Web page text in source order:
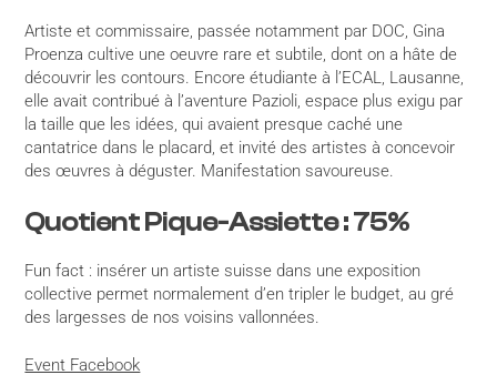
Artiste et commissaire, passée notamment par DOC, Gina
Proenza cultive une oeuvre rare et subtile, dont on a hâte de
découvrir les contours. Encore étudiante à l’ECAL, Lausanne,
elle avait contribué à l’aventure Pazioli, espace plus exigu par
la taille que les idées, qui avaient presque caché une
cantatrice dans le placard, et invité des artistes à concevoir
des œuvres à déguster. Manifestation savoureuse.
Quotient Pique-Assiette : 75%
Fun fact : insérer un artiste suisse dans une exposition
collective permet normalement d’en tripler le budget, au gré
des largesses de nos voisins vallonnées.
Event Facebook